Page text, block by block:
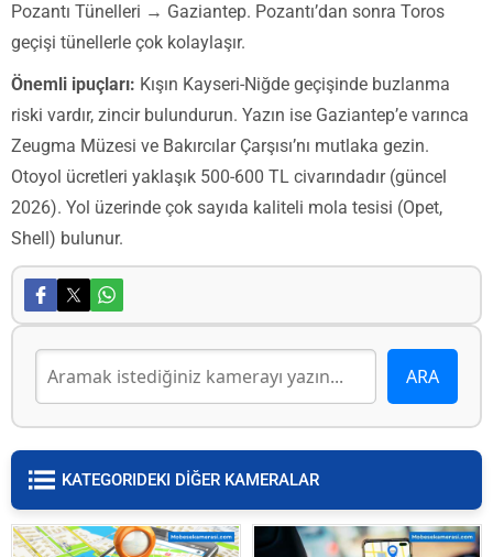
Pozantı Tünelleri → Gaziantep. Pozantı’dan sonra Toros
geçişi tünellerle çok kolaylaşır.
Önemli ipuçları: Kışın Kayseri-Niğde geçişinde buzlanma
riski vardır, zincir bulundurun. Yazın ise Gaziantep’e varınca
Zeugma Müzesi ve Bakırcılar Çarşısı’nı mutlaka gezin.
Otoyol ücretleri yaklaşık 500-600 TL civarındadır (güncel
2026). Yol üzerinde çok sayıda kaliteli mola tesisi (Opet,
Shell) bulunur.
KATEGORIDEKI DİĞER KAMERALAR